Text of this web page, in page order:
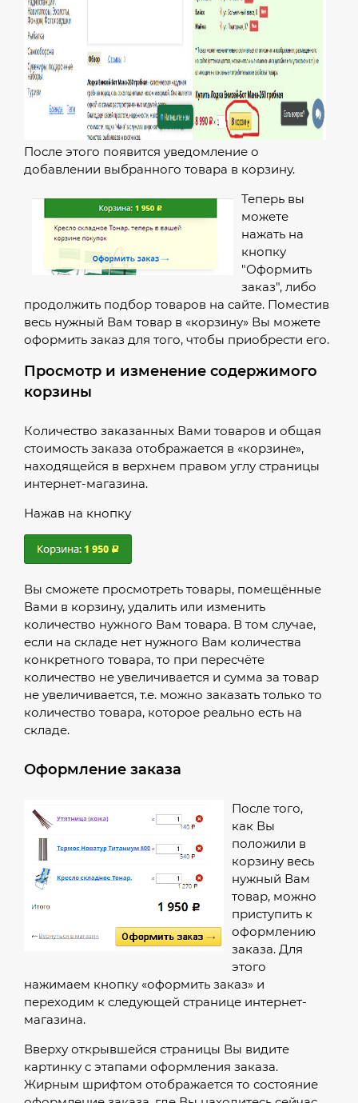
После этого появится уведомление о
добавлении выбранного товара в корзину.
Теперь вы
можете
нажать на
кнопку
"Оформить
заказ", либо
продолжить подбор товаров на сайте. Поместив
весь нужный Вам товар в «корзину» Вы можете
оформить заказ для того, чтобы приобрести его.
Просмотр и изменение содержимого
корзины
Количество заказанных Вами товаров и общая
стоимость заказа отображается в «корзине»,
находящейся в верхнем правом углу страницы
интернет-магазина.
Нажав на кнопку
Вы сможете просмотреть товары, помещённые
Вами в корзину, удалить или изменить
количество нужного Вам товара. В том случае,
если на складе нет нужного Вам количества
конкретного товара, то при пересчёте
количество не увеличивается и сумма за товар
не увеличивается, т.е. можно заказать только то
количество товара, которое реально есть на
складе.
Оформление заказа
После того,
как Вы
положили в
корзину весь
нужный Вам
товар, можно
приступить к
оформлению
заказа. Для
этого
нажимаем кнопку «оформить заказ» и
переходим к следующей странице интернет-
магазина.
Вверху открывшейся страницы Вы видите
картинку с этапами оформления заказа.
Жирным шрифтом отображается то состояние